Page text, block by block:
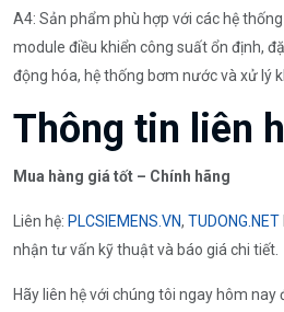
A4: Sản phẩm phù hợp với các hệ
module điều khiển công suất ổn định,
động hóa, hệ thống bơm nước và xử lý
Thông tin liên
Mua hàng giá tốt – Chính hãng
Liên hệ: PLCSIEMENS.VN, TUDONG.NET
nhận tư vấn kỹ thuật và báo giá chi tiết.
Hãy liên hệ với chúng tôi ngay hôm